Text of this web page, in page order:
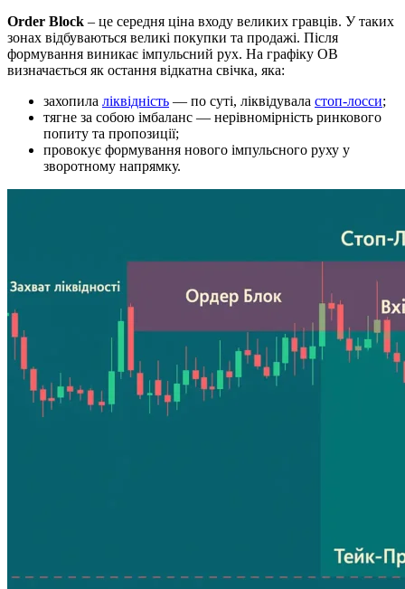
Order Block – це середня ціна входу великих гравців. У таких
зонах відбуваються великі покупки та продажі. Після
формування виникає імпульсний рух. На графіку OB
визначається як остання відкатна свічка, яка:
захопила ліквідність — по суті, ліквідувала стоп-лосси;
тягне за собою імбаланс — нерівномірність ринкового
попиту та пропозиції;
провокує формування нового імпульсного руху у
зворотному напрямку.